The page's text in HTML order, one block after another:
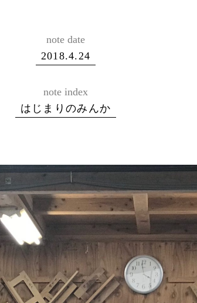
note date
2018.4.24
note index
はじまりのみんか